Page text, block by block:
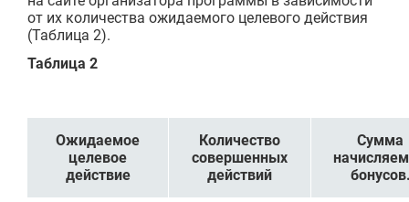
от их количества ожидаемого целевого действия
(Таблица 2).
Таблица 2
Ожидаемое
целевое
действие
Количество
совершенных
действий
Сумма